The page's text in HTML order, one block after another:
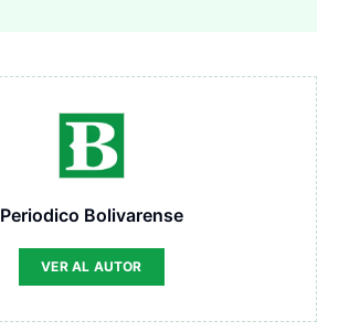
Periodico Bolivarense
VER AL AUTOR